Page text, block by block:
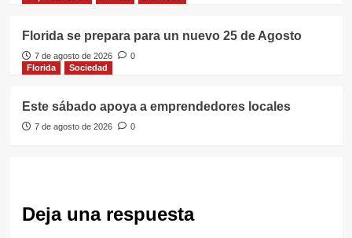
Florida se prepara para un nuevo 25 de Agosto
7 de agosto de 2026
0
Florida
Sociedad
Este sábado apoya a emprendedores locales
7 de agosto de 2026 0
Deja una respuesta